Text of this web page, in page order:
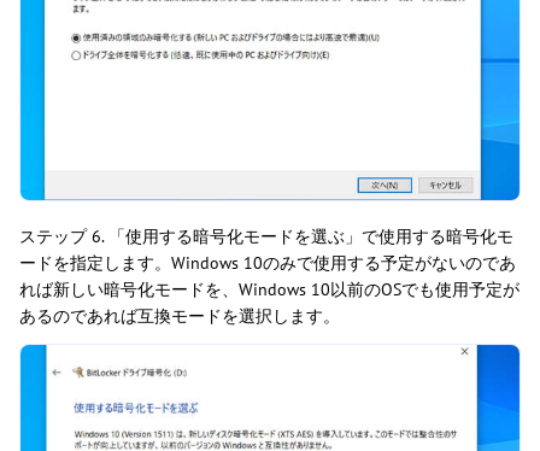
ステップ 6. 「使用する暗号化モードを選ぶ」で使用する暗号化モ
ードを指定します。Windows 10のみで使用する予定がないのであ
れば新しい暗号化モードを、Windows 10以前のOSでも使用予定が
あるのであれば互換モードを選択します。